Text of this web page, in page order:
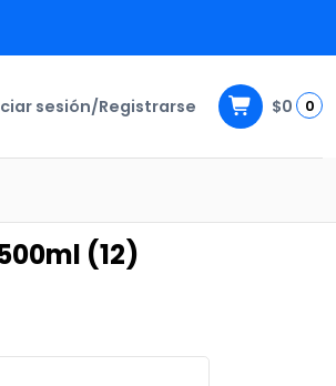
sesión/Registrarse $0 0
500ml (12)